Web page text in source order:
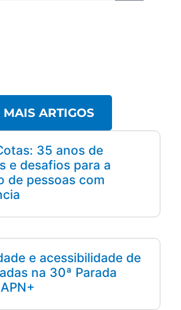
MAIS ARTIGOS
35 anos de
e desafios para a
de pessoas com
e acessibilidade de
na 30ª Parada